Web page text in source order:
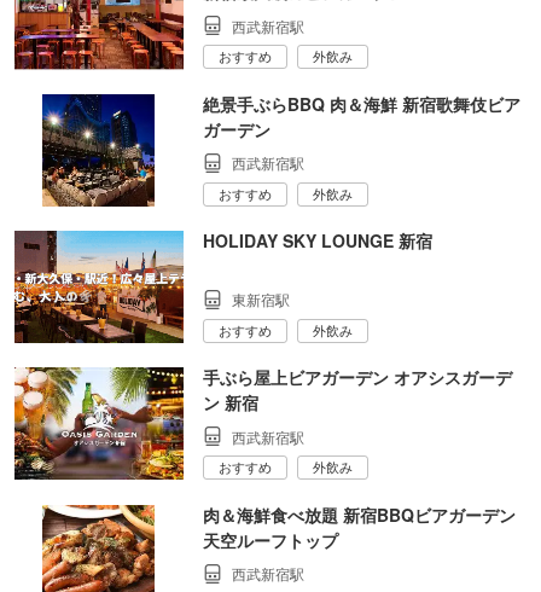
西武新宿駅
おすすめ 外飲み
絶景手ぶらBBQ 肉＆海鮮 新宿歌舞伎ビア
ガーデン
西武新宿駅
おすすめ 外飲み
HOLIDAY SKY LOUNGE 新宿
東新宿駅
おすすめ 外飲み
手ぶら屋上ビアガーデン オアシスガーデ
ン 新宿
西武新宿駅
おすすめ 外飲み
肉＆海鮮食べ放題 新宿BBQビアガーデン
天空ルーフトップ
西武新宿駅